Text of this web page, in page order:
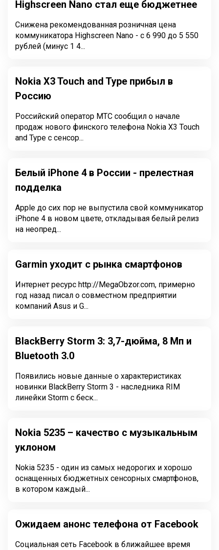
Highscreen Nano стал еще бюджетнее
Снижена рекомендованная розничная цена
коммуникатора Highscreen Nano - с 6 990 до 5 550
рублей (минус 1 4...
Nokia X3 Touch and Type прибыл в
Россию
Российский оператор МТС сообщил о начале
продаж нового финского телефона Nokia X3 Touch
and Type с сенсор...
Белый iPhone 4 в России - прелестная
подделка
Apple до сих пор не выпустила свой коммуникатор
iPhone 4 в новом цвете, откладывая белый релиз
на неопред...
Garmin уходит с рынка смартфонов
Интернет ресурс http://MegaObzor.com, примерно
год назад писал о совместном предприятии
компаний Asus и G...
BlackBerry Storm 3: 3,7-дюйма, 8 Мп и
Bluetooth 3.0
Появились новые данные о характеристиках
новинки BlackBerry Storm 3 - наследника RIM
линейки Storm с беск...
Nokia 5235 – качество с музыкальным
уклоном
Nokia 5235 - один из самых недорогих и хорошо
оснащенных бюджетных сенсорных смартфонов,
в котором каждый...
Ожидаем анонс телефона от Facebook
Социальная сеть Facebook в ближайшее время